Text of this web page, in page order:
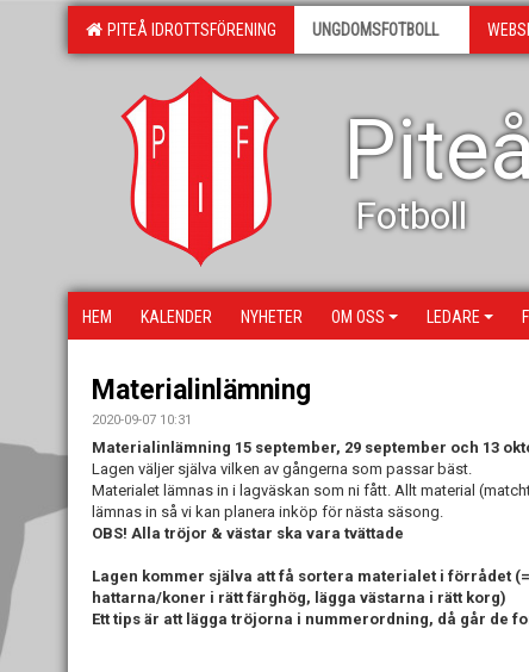
PITEÅ IDROTTSFÖRENING UNGDOMSFOTBOLL
Fotboll
HEM KALENDER NYHETER OM OSS LEDARE
Materialinlämning
2020-09-07 10:31
Materialinlämning 15 september, 29 september och 13
Lagen väljer själva vilken av gångerna som passar bäst.
Materialet lämnas in i lagväskan som ni fått. Allt material
lämnas in så vi kan planera inköp för nästa säsong.
OBS! Alla tröjor & västar ska vara tvättade
Lagen kommer själva att få sortera materialet i förrådet
hattarna/koner i rätt färghög, lägga västarna i rätt korg)
Ett tips är att lägga tröjorna i nummerordning, då går de